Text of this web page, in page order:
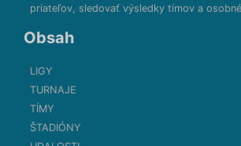
priateľov, sledovať výsledky tímov a
Obsah
LIGY
TURNAJE
TÍMY
ŠTADIÓNY